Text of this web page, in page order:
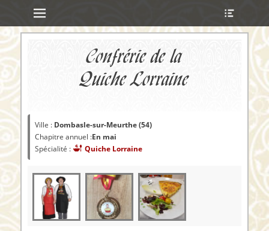
Menu principal
Aller
au
contenu
tête
Confrérie de la
Quiche Lorraine
Ville : Dombasle-sur-Meurthe (54)
Chapitre annuel :En mai
Spécialité :
Quiche Lorraine